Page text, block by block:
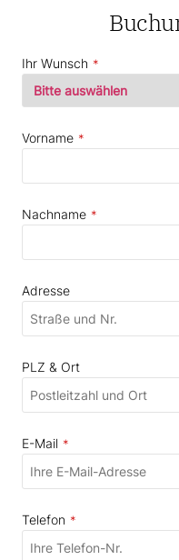
Ihr Wunsch *
Vorname *
Nachname *
Adresse
PLZ & Ort
E-Mail *
Telefon *